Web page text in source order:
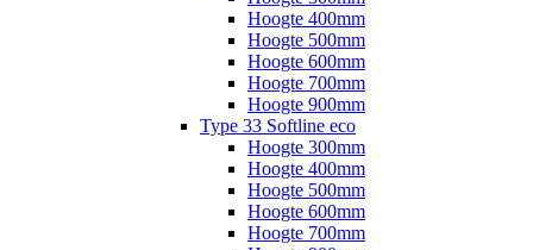
Hoogte 400mm
Hoogte 500mm
Hoogte 600mm
Hoogte 700mm
Hoogte 900mm
Type 33 Softline eco
Hoogte 300mm
Hoogte 400mm
Hoogte 500mm
Hoogte 600mm
Hoogte 700mm